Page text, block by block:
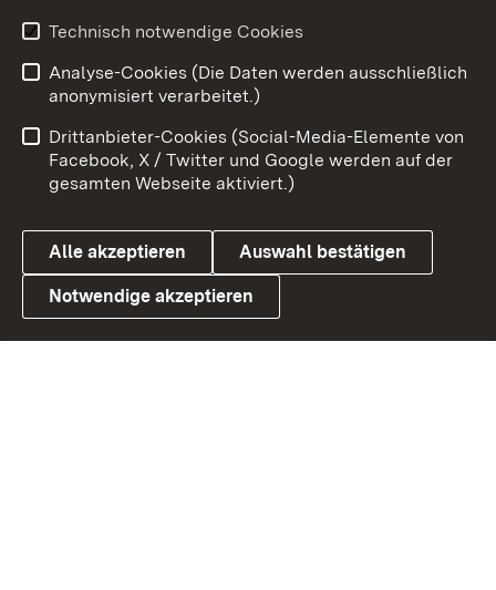
Link zum Landesportal
Impressum
Kontakt
Barrierefreiheit
Datenschutz
Cookies
Technisch notwendige Cookies
Analyse-Cookies (Die Daten werden ausschließlich
anonymisiert verarbeitet.)
Drittanbieter-Cookies (Social-Media-Elemente von
Facebook, X / Twitter und Google werden auf der
gesamten Webseite aktiviert.)
Alle akzeptieren Auswahl bestätigen
Notwendige akzeptieren